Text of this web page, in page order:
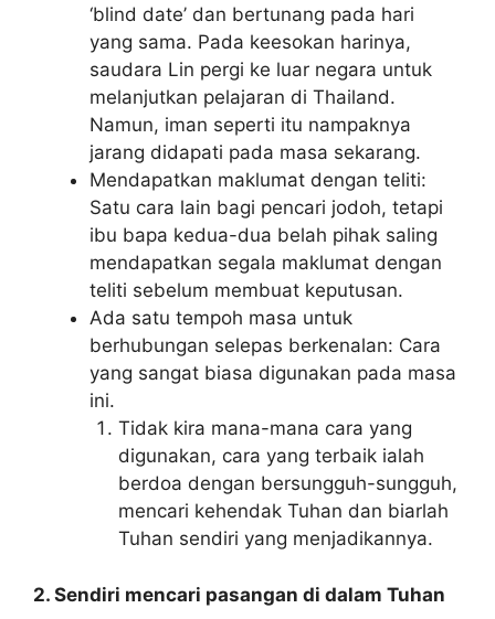
‘blind date’ dan bertunang pada hari
yang sama. Pada keesokan harinya,
saudara Lin pergi ke luar negara untuk
melanjutkan pelajaran di Thailand.
Namun, iman seperti itu nampaknya
jarang didapati pada masa sekarang.
Mendapatkan maklumat dengan teliti:
Satu cara lain bagi pencari jodoh, tetapi
ibu bapa kedua-dua belah pihak saling
mendapatkan segala maklumat dengan
teliti sebelum membuat keputusan.
Ada satu tempoh masa untuk
berhubungan selepas berkenalan: Cara
yang sangat biasa digunakan pada masa
ini.
Tidak kira mana-mana cara yang
digunakan, cara yang terbaik ialah
berdoa dengan bersungguh-sungguh,
mencari kehendak Tuhan dan biarlah
Tuhan sendiri yang menjadikannya.
2. Sendiri mencari pasangan di dalam Tuhan